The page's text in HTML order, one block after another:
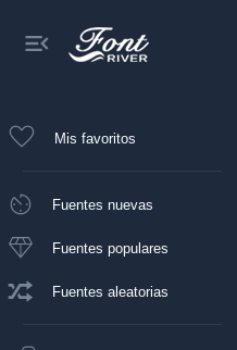
Mis favoritos
Fuentes nuevas
Fuentes populares
Fuentes aleatorias